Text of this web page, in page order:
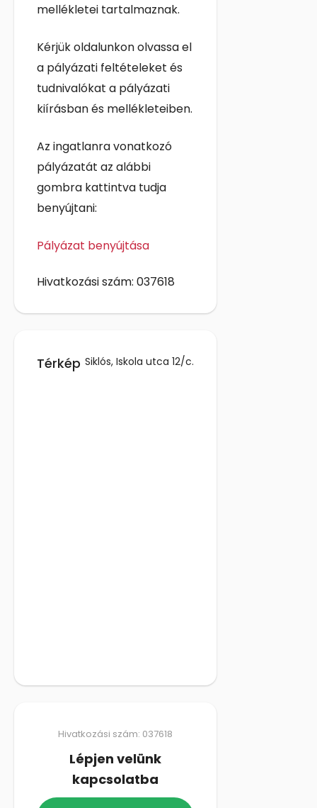
mellékletei tartalmaznak.
Kérjük oldalunkon olvassa el
a pályázati feltételeket és
tudnivalókat a pályázati
kiírásban és mellékleteiben.
Az ingatlanra vonatkozó
pályázatát az alábbi
gombra kattintva tudja
benyújtani:
Pályázat benyújtása
Hivatkozási szám: 037618
Térkép Siklós, Iskola utca 12/c.
Hivatkozási szám: 037618
Lépjen velünk
kapcsolatba